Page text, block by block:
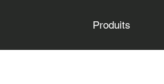
Produits